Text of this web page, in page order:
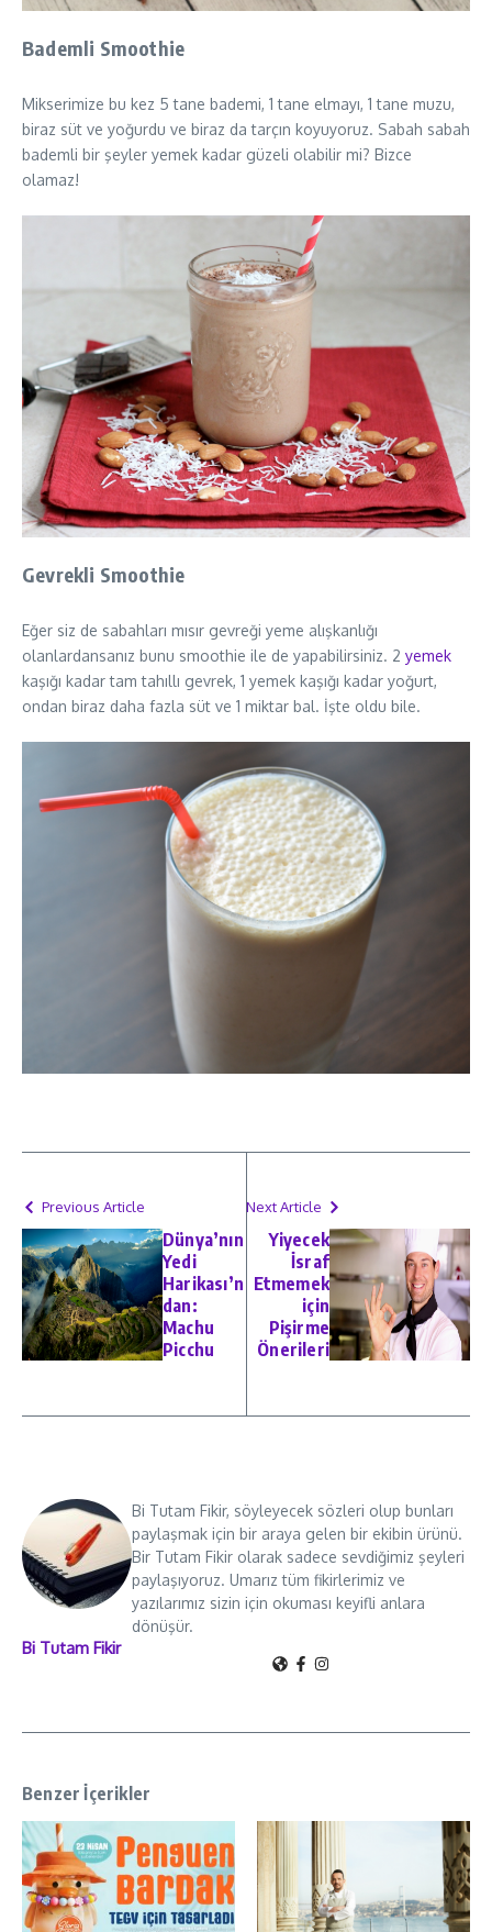
Bademli Smoothie
Mikserimize bu kez 5 tane bademi, 1 tane elmayı, 1 tane muzu,
biraz süt ve yoğurdu ve biraz da tarçın koyuyoruz. Sabah sabah
bademli bir şeyler yemek kadar güzeli olabilir mi? Bizce
olamaz!
Gevrekli Smoothie
Eğer siz de sabahları mısır gevreği yeme alışkanlığı
olanlardansanız bunu smoothie ile de yapabilirsiniz. 2 yemek
kaşığı kadar tam tahıllı gevrek, 1 yemek kaşığı kadar yoğurt,
ondan biraz daha fazla süt ve 1 miktar bal. İşte oldu bile.
Previous Article
Dünya’nın
Yedi
Harikası’n
dan:
Machu
Picchu
Next Article
Yiyecek
İsraf
Etmemek
için
Pişirme
Önerileri
Bi Tutam Fikir
Bi Tutam Fikir, söyleyecek sözleri olup bunları
paylaşmak için bir araya gelen bir ekibin ürünü.
Bir Tutam Fikir olarak sadece sevdiğimiz şeyleri
paylaşıyoruz. Umarız tüm fikirlerimiz ve
yazılarımız sizin için okuması keyifli anlara
dönüşür.
Benzer İçerikler